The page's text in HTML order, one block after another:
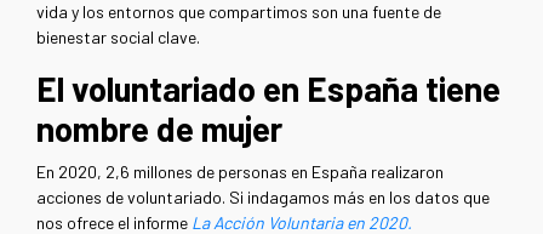
vida y los entornos que compartimos son una fuente de
bienestar social clave.
El voluntariado en España tiene
nombre de mujer
En 2020, 2,6 millones de personas en España realizaron
acciones de voluntariado. Si indagamos más en los datos que
nos ofrece el informe La Acción Voluntaria en 2020.